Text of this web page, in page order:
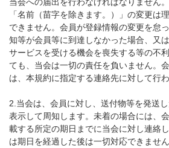
「名前（苗字を除きます。）」の変更は
できません。会員が登録情報の変更を怠
知等が会員等に到達しなかった場合、又
サービスを受ける機会を喪失する等の不
ても、当会は一切の責任を負いません。
は、本規約に指定する連絡先に対して行
2.当会は、会員に対し、送付物等を発送
表示して周知します。未着の場合には、
載する所定の期日までに当会に対し連絡
は期日を経過した後は一切対応できません